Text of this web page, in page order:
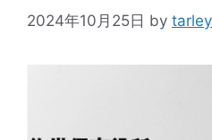
2024年10月25日 by